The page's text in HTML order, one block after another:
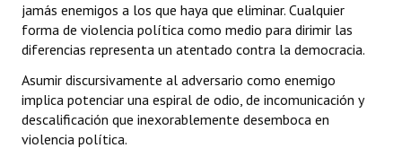
Resoluciones de Presidencia
INSTITUCIONAL
Antiguos Pobladores
Noticias Destacadas
jamás enemigos a los que haya que eliminar. Cualquier
forma de violencia política como medio para dirimir las
diferencias representa un atentado contra la democracia.
Asumir discursivamente al adversario como enemigo
implica potenciar una espiral de odio, de incomunicación y
descalificación que inexorablemente desemboca en
violencia política.